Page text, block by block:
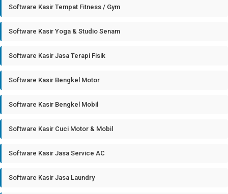
Software Kasir Tempat Fitness / Gym
Software Kasir Yoga & Studio Senam
Software Kasir Jasa Terapi Fisik
Software Kasir Bengkel Motor
Software Kasir Bengkel Mobil
Software Kasir Cuci Motor & Mobil
Software Kasir Jasa Service AC
Software Kasir Jasa Laundry